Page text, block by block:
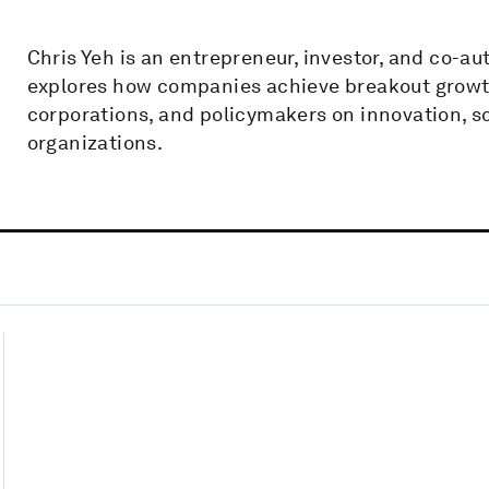
Chris Yeh is an entrepreneur, investor, and co-
explores how companies achieve breakout
corporations, and policymakers on innovation,
organizations.